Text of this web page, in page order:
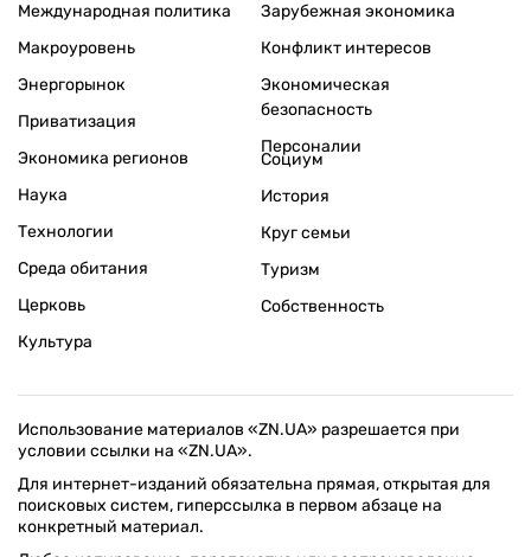
Международная политика
Макроуровень
Энергорынок
Приватизация
Экономика регионов
Зарубежная экономика
Конфликт интересов
Экономическая
безопасность
Персоналии
Наука
Технологии
Среда обитания
Церковь
Культура
Социум
История
Круг семьи
Туризм
Собственность
Использование материалов «ZN.UA» разрешается при
условии ссылки на «ZN.UA».
Для интернет-изданий обязательна прямая, открытая для
поисковых систем, гиперссылка в первом абзаце на
конкретный материал.